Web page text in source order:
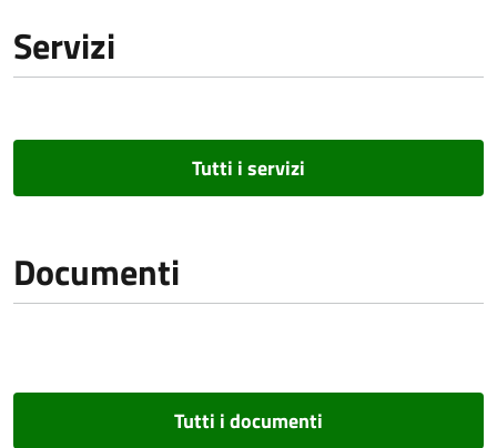
Servizi
Tutti i servizi
Documenti
Tutti i documenti